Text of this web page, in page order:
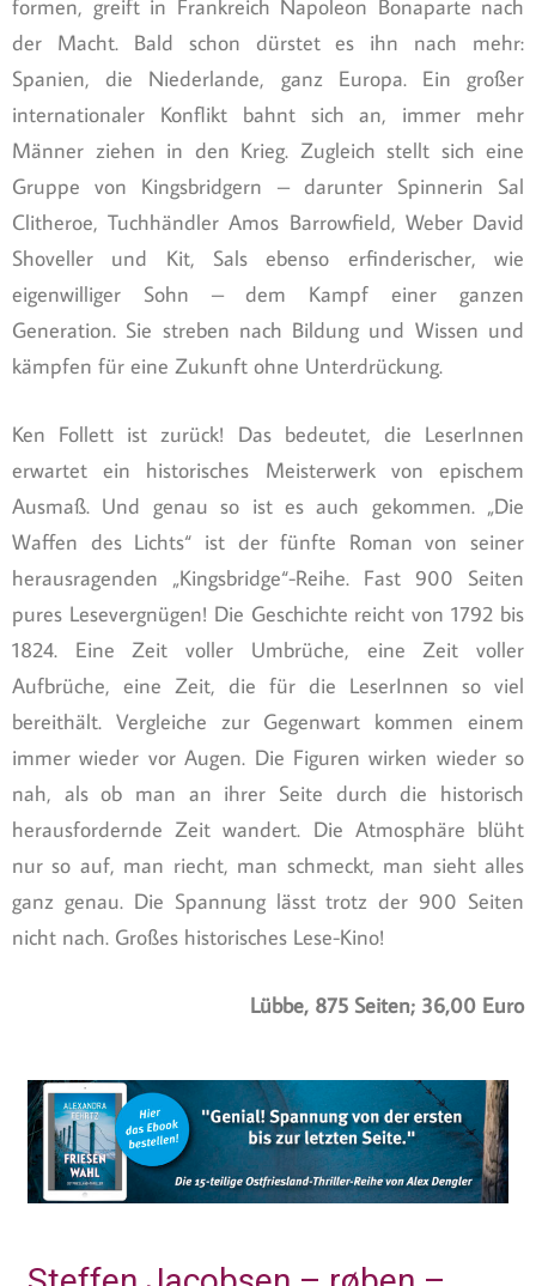
formen, greift in Frankreich Napoleon Bonaparte nach
der Macht. Bald schon dürstet es ihn nach mehr:
Spanien, die Niederlande, ganz Europa. Ein großer
internationaler Konflikt bahnt sich an, immer mehr
Männer ziehen in den Krieg. Zugleich stellt sich eine
Gruppe von Kingsbridgern – darunter Spinnerin Sal
Clitheroe, Tuchhändler Amos Barrowfield, Weber David
Shoveller und Kit, Sals ebenso erfinderischer, wie
eigenwilliger Sohn – dem Kampf einer ganzen
Generation. Sie streben nach Bildung und Wissen und
kämpfen für eine Zukunft ohne Unterdrückung.
Ken Follett ist zurück! Das bedeutet, die LeserInnen
erwartet ein historisches Meisterwerk von epischem
Ausmaß. Und genau so ist es auch gekommen. „Die
Waffen des Lichts“ ist der fünfte Roman von seiner
herausragenden „Kingsbridge“-Reihe. Fast 900 Seiten
pures Lesevergnügen! Die Geschichte reicht von 1792 bis
1824. Eine Zeit voller Umbrüche, eine Zeit voller
Aufbrüche, eine Zeit, die für die LeserInnen so viel
bereithält. Vergleiche zur Gegenwart kommen einem
immer wieder vor Augen. Die Figuren wirken wieder so
nah, als ob man an ihrer Seite durch die historisch
herausfordernde Zeit wandert. Die Atmosphäre blüht
nur so auf, man riecht, man schmeckt, man sieht alles
ganz genau. Die Spannung lässt trotz der 900 Seiten
nicht nach. Großes historisches Lese-Kino!
Lübbe, 875 Seiten; 36,00 Euro